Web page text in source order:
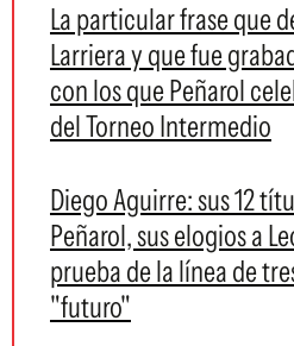
La particular frase que
Larriera y que fue
con los que Peñarol
del Torneo Intermedio
Diego Aguirre: sus 12
Peñarol, sus elogios a
prueba de la línea de
"futuro"